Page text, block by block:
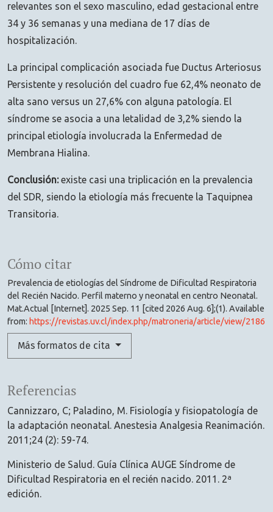
Cómo citar
Prevalencia de etiologías del Síndrome de Dificultad Respiratoria
del Recién Nacido. Perfil materno y neonatal en centro Neonatal.
Mat.Actual [Internet]. 2025 Sep. 11 [cited 2026 Aug. 6];(1). Available
from: https://revistas.uv.cl/index.php/matroneria/article/view/2186
Más formatos de cita
relevantes son el sexo masculino, edad gestacional entre
34 y 36 semanas y una mediana de 17 días de
hospitalización.
La principal complicación asociada fue Ductus Arteriosus
Persistente y resolución del cuadro fue 62,4% neonato de
alta sano versus un 27,6% con alguna patología. El
síndrome se asocia a una letalidad de 3,2% siendo la
principal etiología involucrada la Enfermedad de
Membrana Hialina.
Conclusión:existe casi una triplicación en la prevalencia
del SDR, siendo la etiología más frecuente la Taquipnea
Transitoria.
Referencias
Cannizzaro, C; Paladino, M. Fisiología y fisiopatología de
la adaptación neonatal. Anestesia Analgesia Reanimación.
2011;24 (2): 59-74.
Ministerio de Salud. Guía Clínica AUGE Síndrome de
Dificultad Respiratoria en el recién nacido. 2011. 2ª
edición.